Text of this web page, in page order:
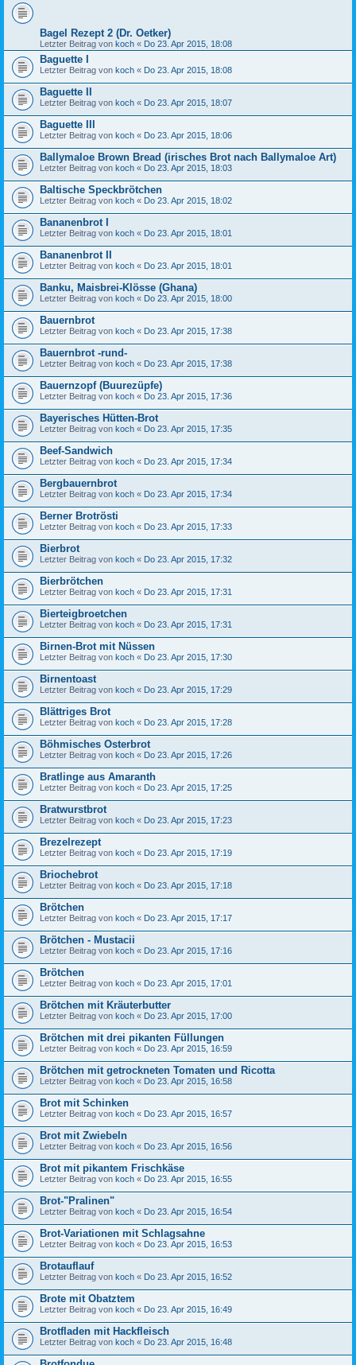
Bagel Rezept 2 (Dr. Oetker)
Letzter Beitrag von koch « Do 23. Apr 2015, 18:08
Baguette I
Letzter Beitrag von koch « Do 23. Apr 2015, 18:08
Baguette II
Letzter Beitrag von koch « Do 23. Apr 2015, 18:07
Baguette III
Letzter Beitrag von koch « Do 23. Apr 2015, 18:06
Ballymaloe Brown Bread (irisches Brot nach Ballymaloe Art)
Letzter Beitrag von koch « Do 23. Apr 2015, 18:03
Baltische Speckbrötchen
Letzter Beitrag von koch « Do 23. Apr 2015, 18:02
Bananenbrot I
Letzter Beitrag von koch « Do 23. Apr 2015, 18:01
Bananenbrot II
Letzter Beitrag von koch « Do 23. Apr 2015, 18:01
Banku, Maisbrei-Klösse (Ghana)
Letzter Beitrag von koch « Do 23. Apr 2015, 18:00
Bauernbrot
Letzter Beitrag von koch « Do 23. Apr 2015, 17:38
Bauernbrot -rund-
Letzter Beitrag von koch « Do 23. Apr 2015, 17:38
Bauernzopf (Buurezüpfe)
Letzter Beitrag von koch « Do 23. Apr 2015, 17:36
Bayerisches Hütten-Brot
Letzter Beitrag von koch « Do 23. Apr 2015, 17:35
Beef-Sandwich
Letzter Beitrag von koch « Do 23. Apr 2015, 17:34
Bergbauernbrot
Letzter Beitrag von koch « Do 23. Apr 2015, 17:34
Berner Brotrösti
Letzter Beitrag von koch « Do 23. Apr 2015, 17:33
Bierbrot
Letzter Beitrag von koch « Do 23. Apr 2015, 17:32
Bierbrötchen
Letzter Beitrag von koch « Do 23. Apr 2015, 17:31
Bierteigbroetchen
Letzter Beitrag von koch « Do 23. Apr 2015, 17:31
Birnen-Brot mit Nüssen
Letzter Beitrag von koch « Do 23. Apr 2015, 17:30
Birnentoast
Letzter Beitrag von koch « Do 23. Apr 2015, 17:29
Blättriges Brot
Letzter Beitrag von koch « Do 23. Apr 2015, 17:28
Böhmisches Osterbrot
Letzter Beitrag von koch « Do 23. Apr 2015, 17:26
Bratlinge aus Amaranth
Letzter Beitrag von koch « Do 23. Apr 2015, 17:25
Bratwurstbrot
Letzter Beitrag von koch « Do 23. Apr 2015, 17:23
Brezelrezept
Letzter Beitrag von koch « Do 23. Apr 2015, 17:19
Briochebrot
Letzter Beitrag von koch « Do 23. Apr 2015, 17:18
Brötchen
Letzter Beitrag von koch « Do 23. Apr 2015, 17:17
Brötchen - Mustacii
Letzter Beitrag von koch « Do 23. Apr 2015, 17:16
Brötchen
Letzter Beitrag von koch « Do 23. Apr 2015, 17:01
Brötchen mit Kräuterbutter
Letzter Beitrag von koch « Do 23. Apr 2015, 17:00
Brötchen mit drei pikanten Füllungen
Letzter Beitrag von koch « Do 23. Apr 2015, 16:59
Brötchen mit getrockneten Tomaten und Ricotta
Letzter Beitrag von koch « Do 23. Apr 2015, 16:58
Brot mit Schinken
Letzter Beitrag von koch « Do 23. Apr 2015, 16:57
Brot mit Zwiebeln
Letzter Beitrag von koch « Do 23. Apr 2015, 16:56
Brot mit pikantem Frischkäse
Letzter Beitrag von koch « Do 23. Apr 2015, 16:55
Brot-"Pralinen"
Letzter Beitrag von koch « Do 23. Apr 2015, 16:54
Brot-Variationen mit Schlagsahne
Letzter Beitrag von koch « Do 23. Apr 2015, 16:53
Brotauflauf
Letzter Beitrag von koch « Do 23. Apr 2015, 16:52
Brote mit Obatztem
Letzter Beitrag von koch « Do 23. Apr 2015, 16:49
Brotfladen mit Hackfleisch
Letzter Beitrag von koch « Do 23. Apr 2015, 16:48